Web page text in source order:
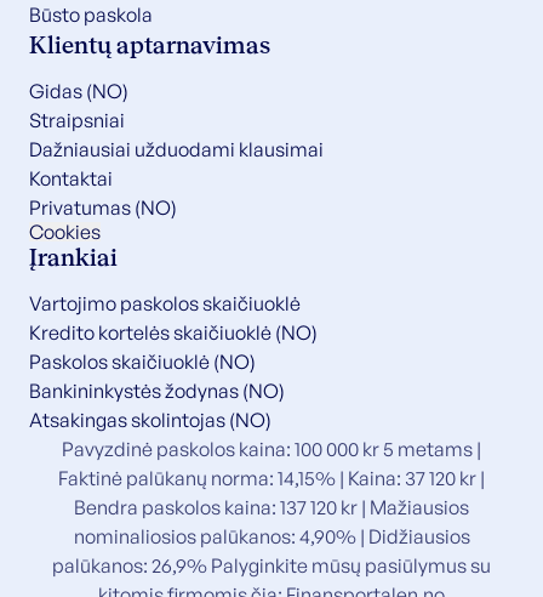
Būsto paskola
Klientų aptarnavimas
Gidas (NO)
Straipsniai
Dažniausiai užduodami klausimai
Kontaktai
Privatumas (NO)
Cookies
Įrankiai
Vartojimo paskolos skaičiuoklė
Kredito kortelės skaičiuoklė (NO)
Paskolos skaičiuoklė (NO)
Bankininkystės žodynas (NO)
Atsakingas skolintojas (NO)
Pavyzdinė paskolos kaina: 100 000 kr 5 metams |
Faktinė palūkanų norma: 14,15% | Kaina: 37 120 kr |
Bendra paskolos kaina: 137 120 kr | Mažiausios
nominaliosios palūkanos: 4,90% | Didžiausios
palūkanos: 26,9% Palyginkite mūsų pasiūlymus su